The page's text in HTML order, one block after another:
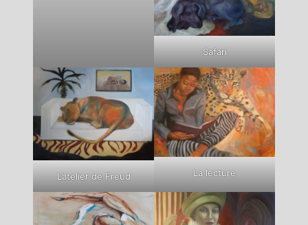
Safari
L’atelier de Freud La lecture